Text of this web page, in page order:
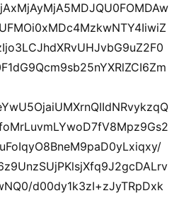
d00dy1k3zI+zJyTRpDxk